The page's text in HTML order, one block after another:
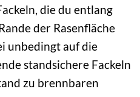
die du entlang
der Rasenfläche
unbedingt auf die
standsichere Fackeln
zu brennbaren